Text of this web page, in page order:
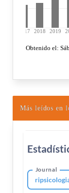
Más leídos en